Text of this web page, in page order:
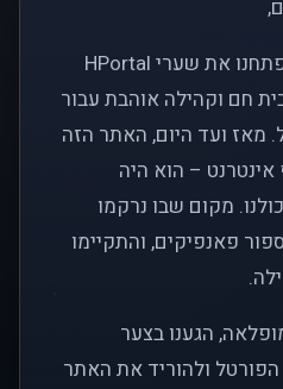
לפני כמעט שני עשורים, פתחנו את שערי HPortal
חם וקהילה אוהבת עבור
מאז ועד היום, האתר הזה
– הוא היה
מקום שבו נרקמו
פאנפיקים, והתקיימו
הגענו בצער
ולהוריד את האתר